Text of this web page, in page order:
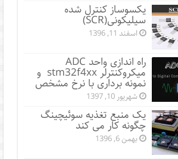
یکسوساز کنترل شده
سیلیکونی(SCR)
اسفند 11, 1396
راه اندازی واحد ADC
میکروکنترلر stm32f4xx و
نمونه برداری با نرخ مشخص
شهریور 10, 1397
یک منبع تغذیه سوئیچینگ
چگونه کار می کند
بهمن 6, 1396